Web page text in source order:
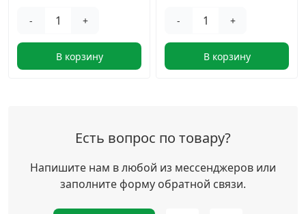
- +
В корзину
- +
В корзину
Есть вопрос по товару?
Напишите нам в любой из мессенджеров или
заполните форму обратной связи.